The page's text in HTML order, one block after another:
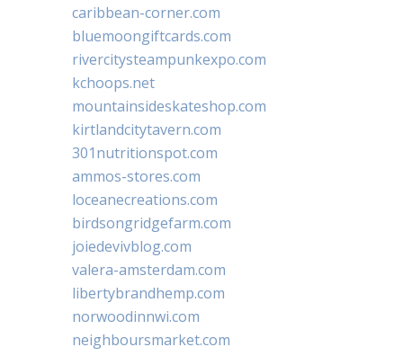
caribbean-corner.com
bluemoongiftcards.com
rivercitysteampunkexpo.com
kchoops.net
mountainsideskateshop.com
kirtlandcitytavern.com
301nutritionspot.com
ammos-stores.com
loceanecreations.com
birdsongridgefarm.com
joiedevivblog.com
valera-amsterdam.com
libertybrandhemp.com
norwoodinnwi.com
neighboursmarket.com